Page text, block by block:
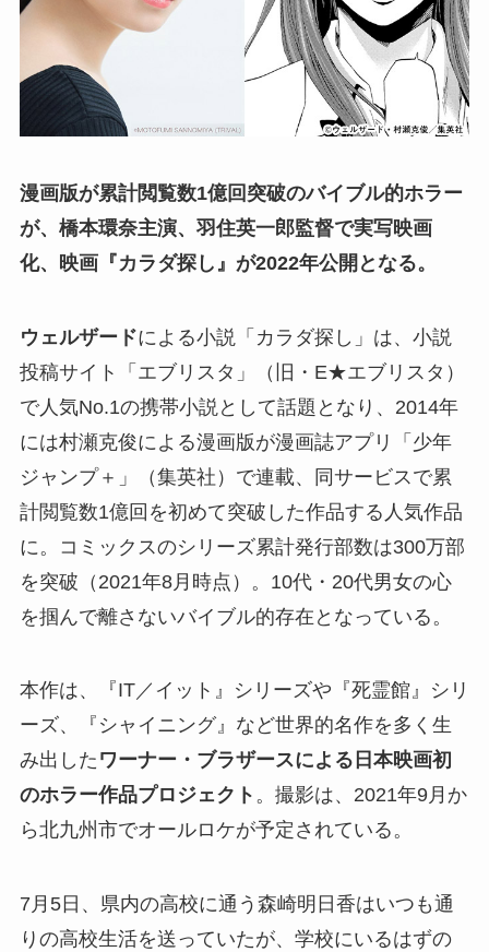
漫画版が累計閲覧数1億回突破のバイブル的ホラー
が、橋本環奈主演、羽住英一郎監督で実写映画
化、映画『カラダ探し』が2022年公開となる。
ウェルザードによる小説「カラダ探し」は、小説
投稿サイト「エブリスタ」（旧・E★エブリスタ）
で人気No.1の携帯小説として話題となり、2014年
には村瀬克俊による漫画版が漫画誌アプリ「少年
ジャンプ＋」（集英社）で連載、同サービスで累
計閲覧数1億回を初めて突破した作品する人気作品
に。コミックスのシリーズ累計発行部数は300万部
を突破（2021年8月時点）。10代・20代男女の心
を掴んで離さないバイブル的存在となっている。
本作は、『IT／イット』シリーズや『死霊館』シリ
ーズ、『シャイニング』など世界的名作を多く生
み出した ワーナー・ブラザースによる日本映画初
のホラー作品プロジェクト 。撮影は、2021年9月か
ら北九州市でオールロケが予定されている。
7月5日、県内の高校に通う森崎明日香はいつも通
りの高校生活を送っていたが、学校にいるはずの